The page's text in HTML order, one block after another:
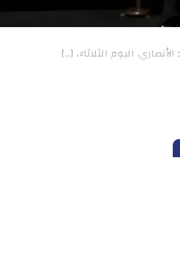
اليوم الثلاثاء، […]